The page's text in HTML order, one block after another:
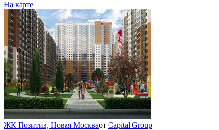
На карте
ЖК Позитив, Новая Москваот Capital Group